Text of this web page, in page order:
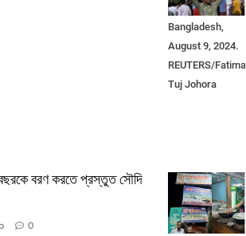
unrest, in Dhaka,
Bangladesh,
August 9, 2024.
REUTERS/Fatima
Tuj Johora
বরণ করতে প্রস্তুত সৌদি
0